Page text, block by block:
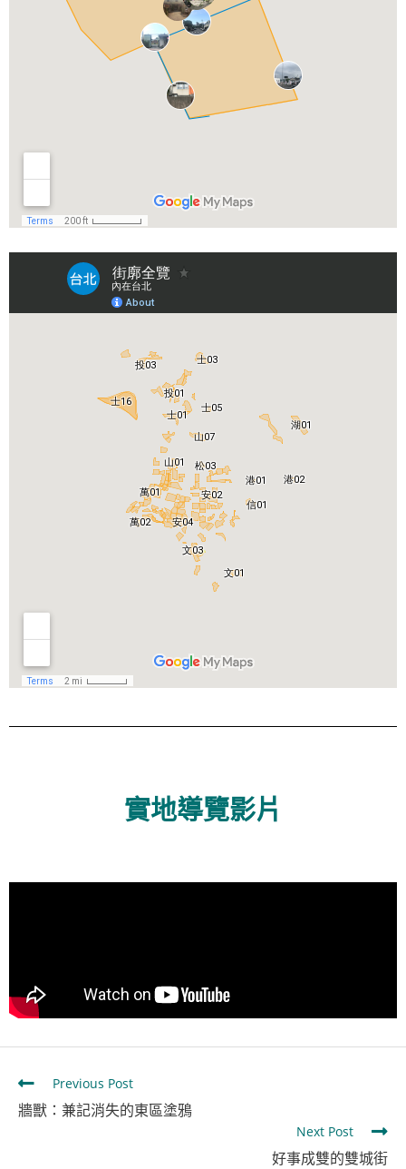
實地導覽影片
Previous Post
牆獸：兼記消失的東區塗鴉
Next Post
好事成雙的雙城街